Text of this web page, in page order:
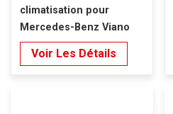
climatisation pour
Mercedes-Benz Viano
Vito W639 (2010-2015),
conduite à gauche.
Voir Les Détails